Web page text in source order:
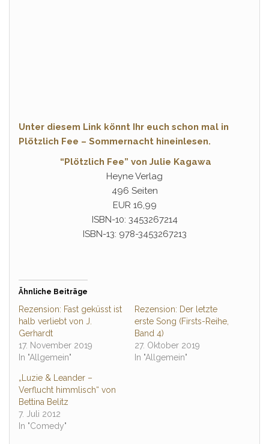
Unter diesem Link könnt Ihr euch schon mal in
Plötzlich Fee – Sommernacht hineinlesen.
“Plötzlich Fee” von Julie Kagawa
Heyne Verlag
496 Seiten
EUR 16,99
ISBN-10: 3453267214
ISBN-13: 978-3453267213
Ähnliche Beiträge
Rezension: Fast geküsst ist
halb verliebt von J.
Gerhardt
17. November 2019
In "Allgemein"
Rezension: Der letzte
erste Song (Firsts-Reihe,
Band 4)
27. Oktober 2019
In "Allgemein"
„Luzie & Leander –
Verflucht himmlisch“ von
Bettina Belitz
7. Juli 2012
In "Comedy"